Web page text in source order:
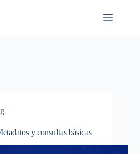
y consultas básicas